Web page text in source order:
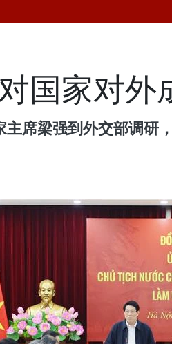
国家对外
主席梁强到外交部调研